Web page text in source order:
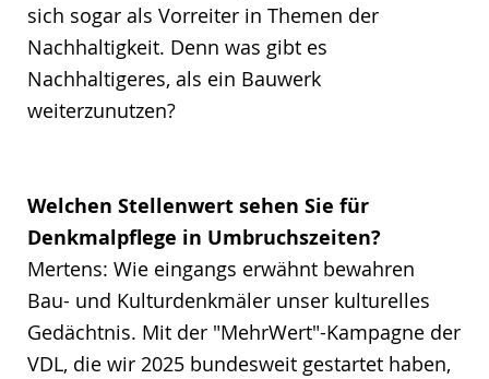
sich sogar als Vorreiter in Themen der
Nachhaltigkeit. Denn was gibt es
Nachhaltigeres, als ein Bauwerk
weiterzunutzen?
Welchen Stellenwert sehen Sie für
Denkmalpflege in Umbruchszeiten?
Mertens: Wie eingangs erwähnt bewahren
Bau- und Kulturdenkmäler unser kulturelles
Gedächtnis. Mit der "MehrWert"-Kampagne der
VDL, die wir 2025 bundesweit gestartet haben,